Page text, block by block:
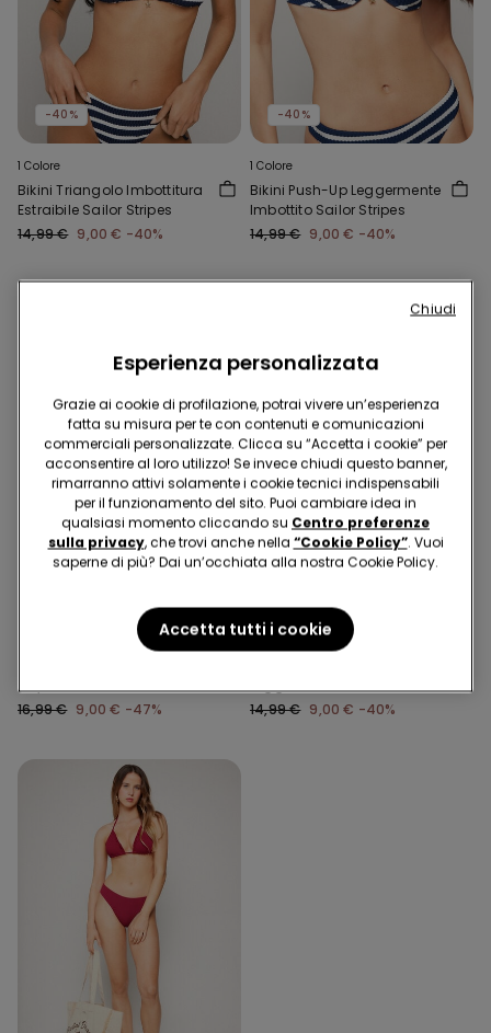
-40%
1 Colore
Bikini Triangolo Imbottitura
Estraibile Sailor Stripes
14,99 € 9,00 € -40%
-40%
1 Colore
Bikini Push-Up Leggermente
Imbottito Sailor Stripes
14,99 € 9,00 € -40%
16,99 € 9,00 € -47%
1 Colore
Sunny Days
14,99 € 9,00 € -40%
Esperienza personalizzata
Grazie ai cookie di profilazione, potrai vivere un’esperienza
fatta su misura per te con contenuti e comunicazioni
commerciali personalizzate. Clicca su “Accetta i cookie” per
acconsentire al loro utilizzo! Se invece chiudi questo banner,
rimarranno attivi solamente i cookie tecnici indispensabili
per il funzionamento del sito. Puoi cambiare idea in
qualsiasi momento cliccando su Centro preferenze
sulla privacy, che trovi anche nella “Cookie Policy”. Vuoi
saperne di più? Dai un’occhiata alla nostra Cookie Policy.
Accetta tutti i cookie
Chiudi